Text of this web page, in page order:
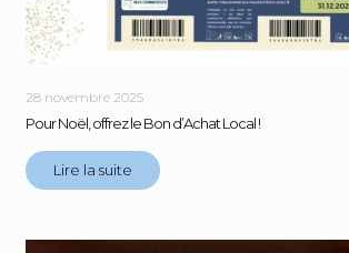
28 novembre 2025
Pour Noël, offrez le Bon d’Achat Local !
Lire la suite